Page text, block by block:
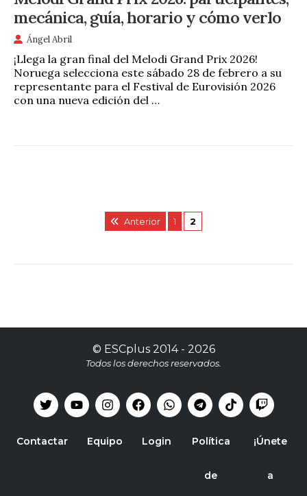
mecánica, guía, horario y cómo verlo
Ángel Abril
¡Llega la gran final del Melodi Grand Prix 2026!
Noruega selecciona este sábado 28 de febrero a su
representante para el Festival de Eurovisión 2026
con una nueva edición del …
Anterior 1 2
© ESCplus2014 - 2026
Todos los derechos reservados.
Contactar Equipo Login Política
de
¡Únete
a